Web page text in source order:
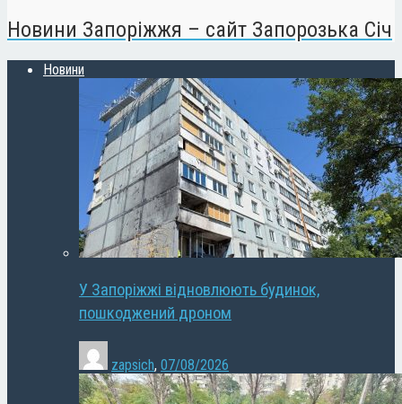
Новини Запоріжжя – сайт Запорозька Січ
Новини
У Запоріжжі відновлюють будинок,
пошкоджений дроном
zapsich, 07/08/2026